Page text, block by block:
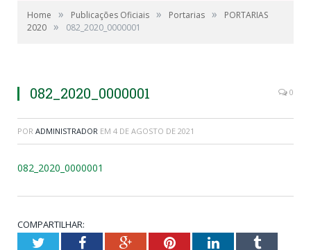
Home » Publicações Oficiais » Portarias »
PORTARIAS
2020 » 082_2020_0000001
082_2020_0000001 0
POR ADMINISTRADOR EM 4 DE AGOSTO DE 2021
082_2020_0000001
COMPARTILHAR:
TwitterFacebookGoogle+PinterestLinkedInTumblr